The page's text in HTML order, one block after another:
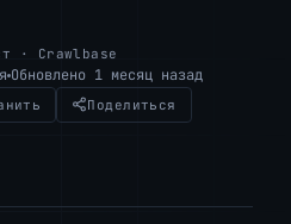
· Crawlbase
Обновлено 1 месяц назад
Поделиться